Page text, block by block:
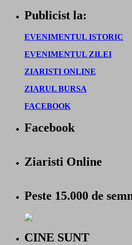
Publicist la:
EVENIMENTUL ISTORIC
EVENIMENTUL ZILEI
ZIARISTI ONLINE
ZIARUL BURSA
FACEBOOK
Facebook
Ziaristi Online
Peste 15.000 de
CINE SUNT